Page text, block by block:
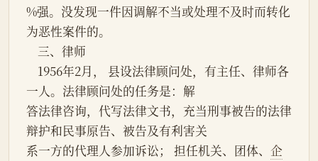
%强。没发现一件因调解不当或处理不及时而转化
为恶性案件的。
    三、律师
一人。法律顾问处的任务是：解
答法律咨询，代写法律文书，充当刑事被告的法律
辩护和民事原告、被告及有利害关
系一方的代理人参加诉讼； 担任机关、团体、 企